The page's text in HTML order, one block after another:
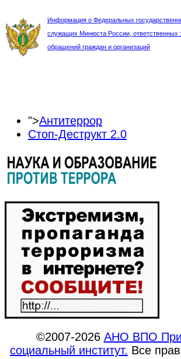
Информация о Федеральных
служащих Минюста России, ответственных
обращений граждан и организаций
">Антитеррор
Стоп-Деструкт 2.0
©2007-2026 АНО ВПО
социальный институт. Все